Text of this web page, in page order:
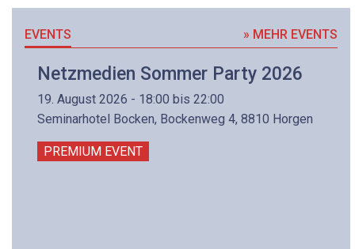
EVENTS » MEHR EVENTS
Netzmedien Sommer Party 2026
19. August 2026 - 18:00 bis 22:00
Seminarhotel Bocken, Bockenweg 4, 8810 Horgen
PREMIUM EVENT